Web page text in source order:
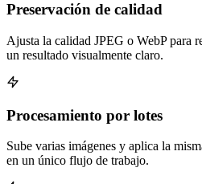
Preservación de calidad
Ajusta la calidad JPEG o WebP para
un resultado visualmente claro.
Procesamiento por lotes
Sube varias imágenes y aplica la
en un único flujo de trabajo.